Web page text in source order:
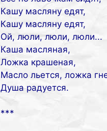
Кашу масляну едят,
Кашу масляну едят,
Ой, люли, люли, люли...
Каша масляная,
Ложка крашеная,
Масло льется, ложка
Душа радуется.
***